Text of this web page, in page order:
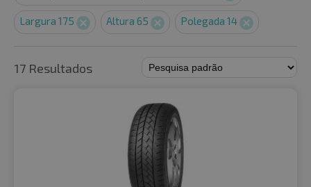
Largura 175 Altura 65 Polegada 14
17 Resultados